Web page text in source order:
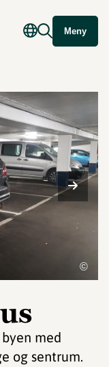
Meny
med
og sentrum.
©